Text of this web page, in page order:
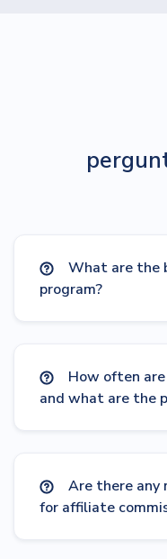
What are the
program?
How often
and what are the
Are there any
for affiliate